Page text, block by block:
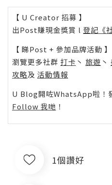
【 U Creator 招募 】
出Post賺現金獎賞 l 登記《
【 睇Post + 參加品牌活動 】
瀏覽更多社群 打卡 丶 旅遊 丶
攻略及 活動情報
U Blog開咗WhatsApp啦！
Follow 我哋 ！
1個讚好